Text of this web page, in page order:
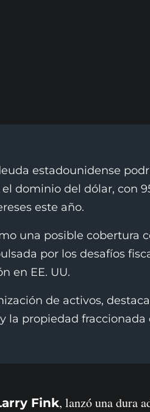
estadounidense
el dominio del dólar, con
este año.
una posible cobertura
por los desafíos
en EE. UU.
de activos,
la propiedad fraccionada
Fink, lanzó una dura